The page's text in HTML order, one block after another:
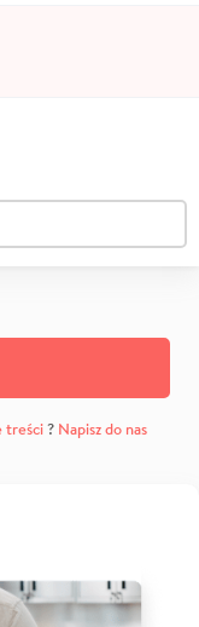
treści? Napisz do nas